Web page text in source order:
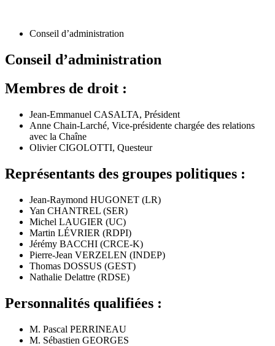
Conseil d’administration
Conseil d’administration
Membres de droit :
Jean-Emmanuel CASALTA, Président
Anne Chain-Larché, Vice-présidente chargée des relations
avec la Chaîne
Olivier CIGOLOTTI, Questeur
Représentants des groupes politiques :
Jean-Raymond HUGONET (LR)
Yan CHANTREL (SER)
Michel LAUGIER (UC)
Martin LÉVRIER (RDPI)
Jérémy BACCHI (CRCE-K)
Pierre-Jean VERZELEN (INDEP)
Thomas DOSSUS (GEST)
Nathalie Delattre (RDSE)
Personnalités qualifiées :
M. Pascal PERRINEAU
M. Sébastien GEORGES